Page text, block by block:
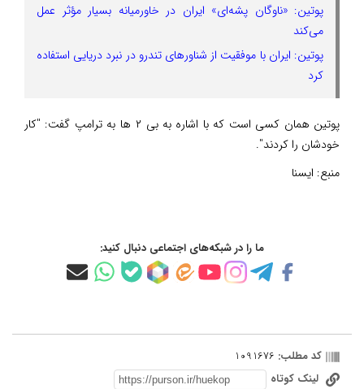
پوتین: «ناوگان پشه‌ای» ایران در خاورمیانه بسیار مؤثر عمل
می‌کند
پوتین: ایران با موفقیت از شناورهای تندرو در نبرد دریایی استفاده
کرد
پوتین همان کسی است که با اشاره به بی ۲ ها به ترامپ گفت: "کار
خودشان را کردند".
منبع: ایسنا
ما را در شبکه‌های اجتماعی دنبال کنید:
کد مطلب: 1091676
لینک کوتاه